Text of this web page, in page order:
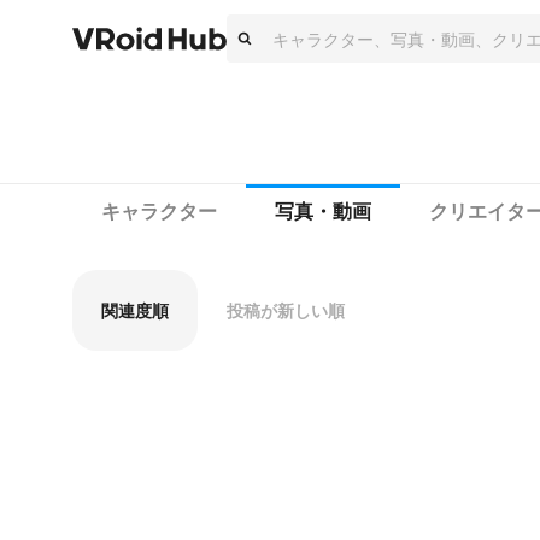
キャラクター 写真・動画 クリエイタ
関連度順 投稿が新しい順